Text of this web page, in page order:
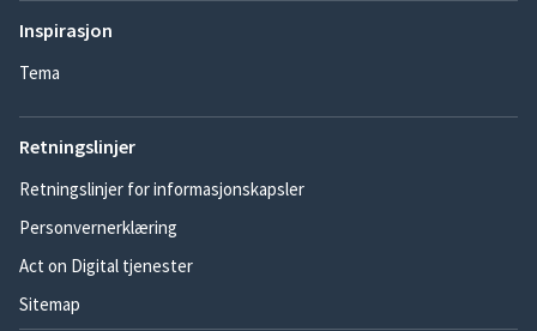
Inspirasjon
Tema
Retningslinjer
Retningslinjer for informasjonskapsler
Personvernerklæring
Act on Digital tjenester
Sitemap